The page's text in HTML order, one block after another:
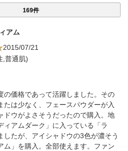
169件
アム
2015/07/21
,普通肌)
の価格であって活躍しました。その
は少なく、フェースパウダーが入
ドウがよさそうだったので購入。地
ィアムダーク」に入っている「ラ
したが、アイシャドウの3色が濃そう
ム」を購入。全部使えます。ファン